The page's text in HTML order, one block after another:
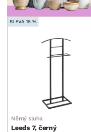
MÍSTNOST
SLEVA 15 %
Němý sluha
Leeds 7, černý